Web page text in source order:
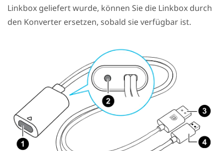
Linkbox geliefert wurde, können Sie die Linkbox durch
den Konverter ersetzen, sobald sie verfügbar ist.